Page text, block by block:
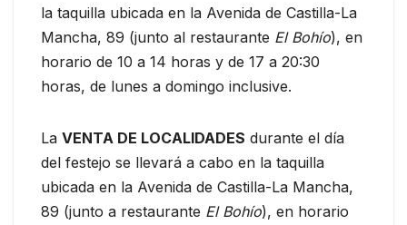
la taquilla ubicada en la Avenida de Castilla-La
Mancha, 89 (junto al restaurante El Bohío), en
horario de 10 a 14 horas y de 17 a 20:30
horas, de lunes a domingo inclusive.
La VENTA DE LOCALIDADES durante el día
del festejo se llevará a cabo en la taquilla
ubicada en la Avenida de Castilla-La Mancha,
89 (junto a restaurante El Bohío), en horario